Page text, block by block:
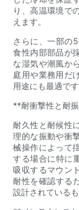
り、高温環境で
えます。
さらに、一部の
食性内部部品が
な湿気や潮風か
庭用や業務用だ
用途にも最適です
**耐衝撃性と耐
耐久性と耐候性
理的な振動や衝
械操作によって
する場合に特に
吸収するマウン
耐性を確認する
設計されている